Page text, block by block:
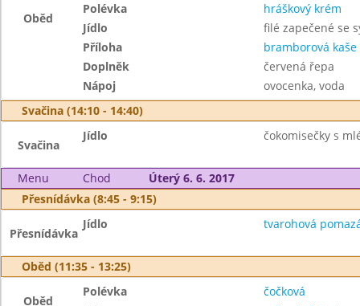
Oběd
Polévka
hráškový krém
Jídlo
filé zapečené se
Příloha
bramborová kaše
Doplněk
červená řepa
Nápoj
ovocenka, voda
Svačina (14:10 - 14:40)
Svačina
Jídlo čokomisečky s
Menu Chod
Úterý 6. 6. 2017
Přesnídávka (8:45 - 9:15)
Přesnídávka
Jídlo tvarohová
Oběd (11:35 - 13:25)
Oběd
Polévka
čočková